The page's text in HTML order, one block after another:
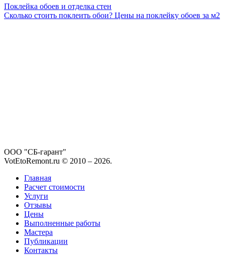
Поклейка обоев и отделка стен
Сколько стоить поклеить обои? Цены на поклейку обоев за м2
ООО "СБ-гарант"
VotEtoRemont.ru © 2010 – 2026.
Главная
Расчет стоимости
Услуги
Отзывы
Цены
Выполненные работы
Мастера
Публикации
Контакты